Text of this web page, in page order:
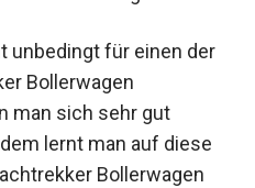
unbedingt für einen der
Bollerwagen
man sich sehr gut
lernt man auf diese
Bollerwagen